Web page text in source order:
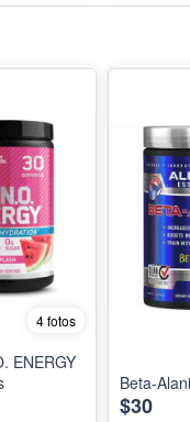
4 fotos
ENERGY
Beta-
$30